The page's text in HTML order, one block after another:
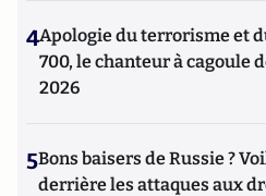
4Apologie du terrorisme et
700, le chanteur à cagoule
2026
5Bons baisers de Russie ?
derrière les attaques aux